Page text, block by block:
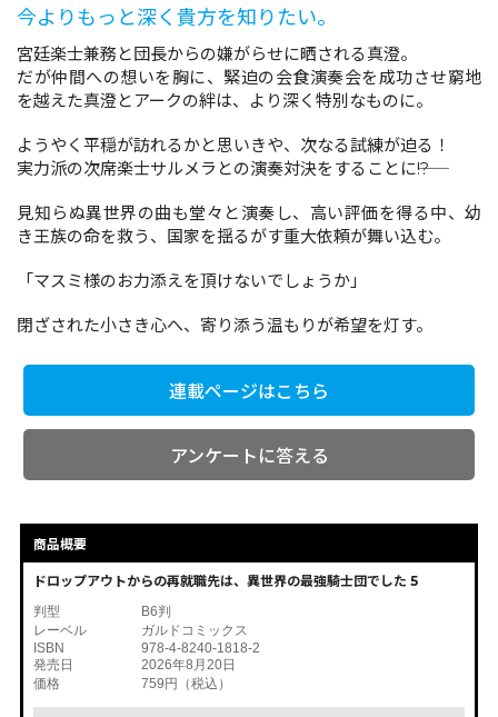
コミックパルフェ
閉じる
今よりもっと深く貴方を知りたい。
宮廷楽士兼務と団長からの嫌がらせに晒される真澄。
だが仲間への想いを胸に、緊迫の会食演奏会を成功させ窮地
を越えた真澄とアークの絆は、より深く特別なものに。
ようやく平穏が訪れるかと思いきや、次なる試練が迫る！
実力派の次席楽士サルメラとの演奏対決をすることに――!?
見知らぬ異世界の曲も堂々と演奏し、高い評価を得る中、幼
き王族の命を救う、国家を揺るがす重大依頼が舞い込む。
「マスミ様のお力添えを頂けないでしょうか」
閉ざされた小さき心へ、寄り添う温もりが希望を灯す。
連載ページはこちら
アンケートに答える
商品概要
ドロップアウトからの再就職先は、異世界の最強騎士団でした 5
判型
B6判
レーベル
ガルドコミックス
ISBN
978-4-8240-1818-2
発売日
2026年8月20日
価格
759円（税込）